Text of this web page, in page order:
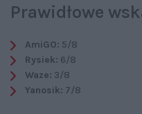
Prawidłowe
AmiGO: 5/8
Rysiek: 6/8
Waze: 3/8
Yanosik: 7/8